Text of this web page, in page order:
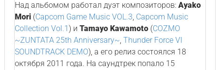
Над альбомом работал дуэт композиторов: Ayako
Mori(Capcom Game Music VOL.3, Capcom Music
Collection Vol.1) и Tamayo Kawamoto(COZMO
~ZUNTATA 25th Anniversary~, Thunder Force VI
SOUNDTRACK DEMO), а его релиз состоялся 18
октября 2011 года. На саундтрек попало 15